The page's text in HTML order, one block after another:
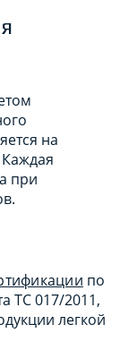
на
при
по
ТС 017/2011,
легкой